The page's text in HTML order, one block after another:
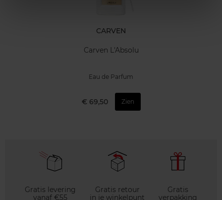
CARVEN
Carven L'Absolu
Eau de Parfum
€ 69,50 Zien
Gratis levering
vanaf €55
Gratis retour
in je winkelpunt
Gratis
verpakking